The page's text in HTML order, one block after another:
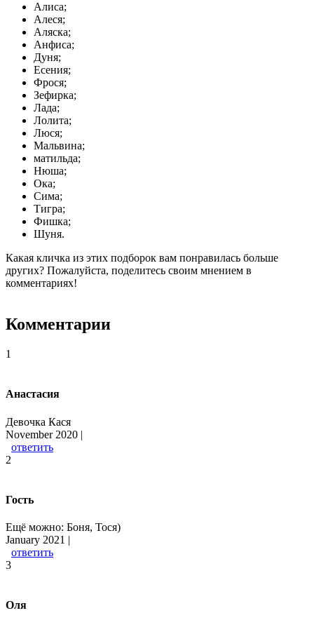
Алиса;
Алеся;
Аляска;
Анфиса;
Дуня;
Есения;
Фрося;
Зефирка;
Лада;
Лолита;
Люся;
Мальвина;
матильда;
Нюша;
Ока;
Сима;
Тигра;
Фишка;
Шуня.
Какая кличка из этих подборок вам понравилась больше
других? Пожалуйста, поделитесь своим мнением в
комментариях!
Комментарии
1
Анастасия
Девочка Кася
November 2020 |
ответить
2
Гость
Ещё можно: Боня, Тося)
January 2021 |
ответить
3
Оля